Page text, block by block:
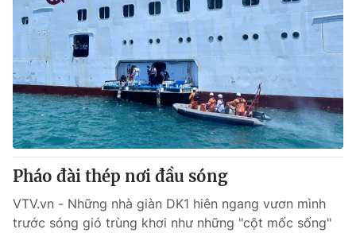
® Cấm sao chép dưới mọi hình thức nếu không có sự chấp
thuận bằng văn bản. Ghi rõ nguồn VTV.vn khi phát hành lại
thông tin từ website này.
Pháo đài thép nơi đầu sóng
VTV.vn - Những nhà giàn DK1 hiên ngang vươn mình
trước sóng gió trùng khơi như những "cột mốc sống"